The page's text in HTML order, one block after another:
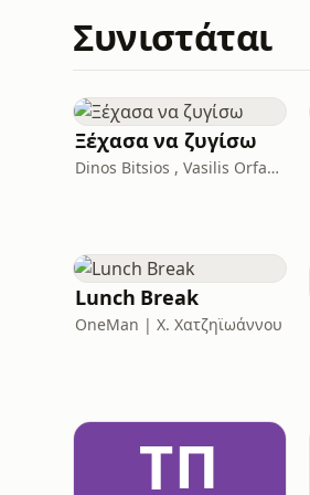
Συνιστάται
Ξέχασα να ζυγίσω
Dinos Bitsios , Vasilis Orfanidis
Lunch Break
OneMan | X. Χατζηϊωάννου
ΤΠ